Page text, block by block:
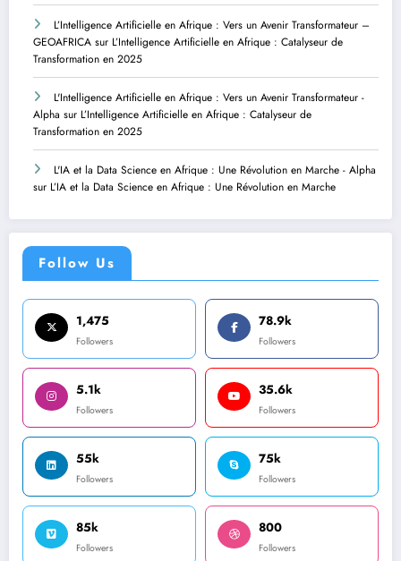
L’Intelligence Artificielle en Afrique : Vers un Avenir Transformateur –
GEOAFRICA sur L’Intelligence Artificielle en Afrique : Catalyseur de
Transformation en 2025
L'Intelligence Artificielle en Afrique : Vers un Avenir Transformateur -
Alpha sur L’Intelligence Artificielle en Afrique : Catalyseur de
Transformation en 2025
L'IA et la Data Science en Afrique : Une Révolution en Marche - Alpha
sur L’IA et la Data Science en Afrique : Une Révolution en Marche
Follow Us
1,475
Followers
78.9k
Followers
5.1k
Followers
35.6k
Followers
55k
Followers
75k
Followers
85k
Followers
800
Followers